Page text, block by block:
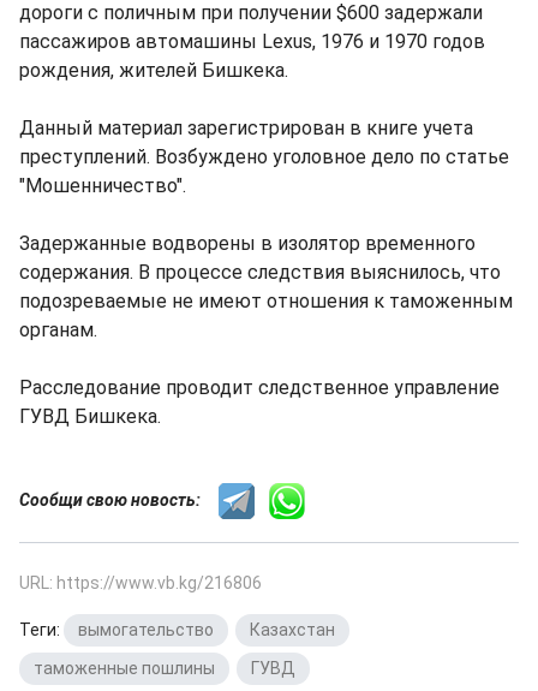
дороги с поличным при получении $600 задержали
пассажиров автомашины Lexus, 1976 и 1970 годов
рождения, жителей Бишкека.
Данный материал зарегистрирован в книге учета
преступлений. Возбуждено уголовное дело по статье
"Мошенничество".
Задержанные водворены в изолятор временного
содержания. В процессе следствия выяснилось, что
подозреваемые не имеют отношения к таможенным
органам.
Расследование проводит следственное управление
ГУВД Бишкека.
Сообщи свою новость:
URL: https://www.vb.kg/216806
Теги: вымогательство Казахстан
таможенные пошлины
ГУВД